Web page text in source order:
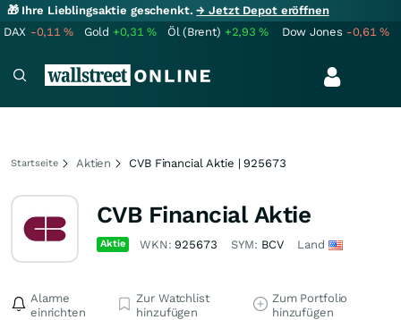
🎁 Ihre Lieblingsaktie geschenkt.→ Jetzt Depot eröffnen
DAX -0,11% Gold +0,31% Öl (Brent) +2,93% Dow Jones -0,61%
Startseite Aktien CVB Financial Aktie | 925673
CVB Financial Aktie
Aktie WKN:925673 SYM: BCV Land
Alarme
einrichten
Zur Watchlist
hinzufügen
Zum Portfolio
hinzufügen